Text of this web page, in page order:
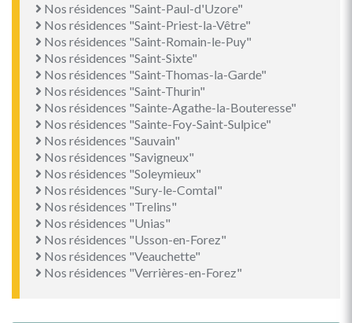
Nos résidences "Saint-Paul-d'Uzore"
Nos résidences "Saint-Priest-la-Vêtre"
Nos résidences "Saint-Romain-le-Puy"
Nos résidences "Saint-Sixte"
Nos résidences "Saint-Thomas-la-Garde"
Nos résidences "Saint-Thurin"
Nos résidences "Sainte-Agathe-la-Bouteresse"
Nos résidences "Sainte-Foy-Saint-Sulpice"
Nos résidences "Sauvain"
Nos résidences "Savigneux"
Nos résidences "Soleymieux"
Nos résidences "Sury-le-Comtal"
Nos résidences "Trelins"
Nos résidences "Unias"
Nos résidences "Usson-en-Forez"
Nos résidences "Veauchette"
Nos résidences "Verrières-en-Forez"